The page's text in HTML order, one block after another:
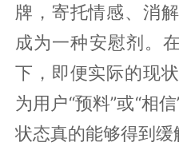
牌，寄托情感、消
成为一种安慰剂。
下，即便实际的现
为用户“预料”或“相
状态真的能够得到缓